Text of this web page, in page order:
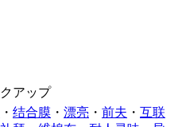
アップ
・ 结合膜 ・ 漂亮 ・ 前夫 ・ 互联